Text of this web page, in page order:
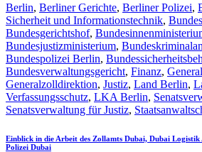
Berlin, Berliner Gerichte, Berliner Polizei,
Sicherheit und Informationstechnik,
Bundesgerichtshof,
Bundesjustizministerium,
Bundespolizei Berlin,
Bundesverwaltungsgericht, Finanz,
Generalzolldirektion, Justiz, Land Berlin,
Verfassungsschutz, LKA Berlin,
Senatsverwaltung für Justiz,
Einblick in die Arbeit des Zollamts Dubai, Dubai
Polizei Dubai